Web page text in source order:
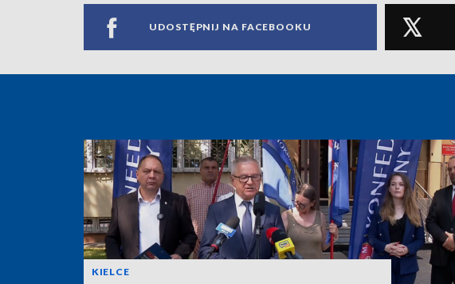
UDOSTĘPNIJ NA FACEBOOKU
KIELCE